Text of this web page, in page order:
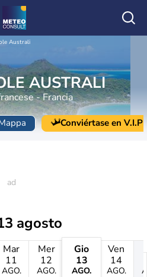
Australi
AUSTRALI
- Francia
Conviértase en V.I.P
agosto
Mar
11
AGO.
Mer
12
AGO.
Gio
13
AGO.
Ven
14
AGO.